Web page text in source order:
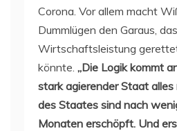
Corona. Vor allem macht
Dummlügen den Garaus,
Wirtschaftsleistung
könnte. „Die Logik kommt
stark agierender Staat
des Staates sind nach
Monaten erschöpft. Und